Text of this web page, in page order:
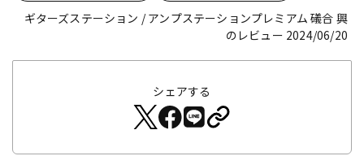
ギターズステーション / アンプステーションプレミアム 礒合 興
のレビュー 2024/06/20
シェアする